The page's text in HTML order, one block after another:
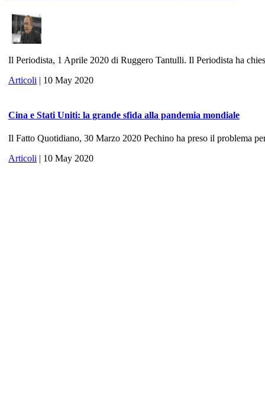
Il Periodista, 1 Aprile 2020 di Ruggero Tantulli. Il Periodista ha
Articoli | 10 May 2020
Cina e Stati Uniti: la grande sfida alla pandemia mondiale
Il Fatto Quotidiano, 30 Marzo 2020 Pechino ha preso il problema
Articoli | 10 May 2020